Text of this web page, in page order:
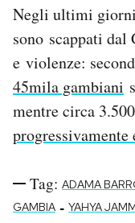
Negli ultimi
sono scappati dal
e violenze:
45mila gambiani
mentre circa
progressivamente
Tag: ADAMA
GAMBIA - YAHYA